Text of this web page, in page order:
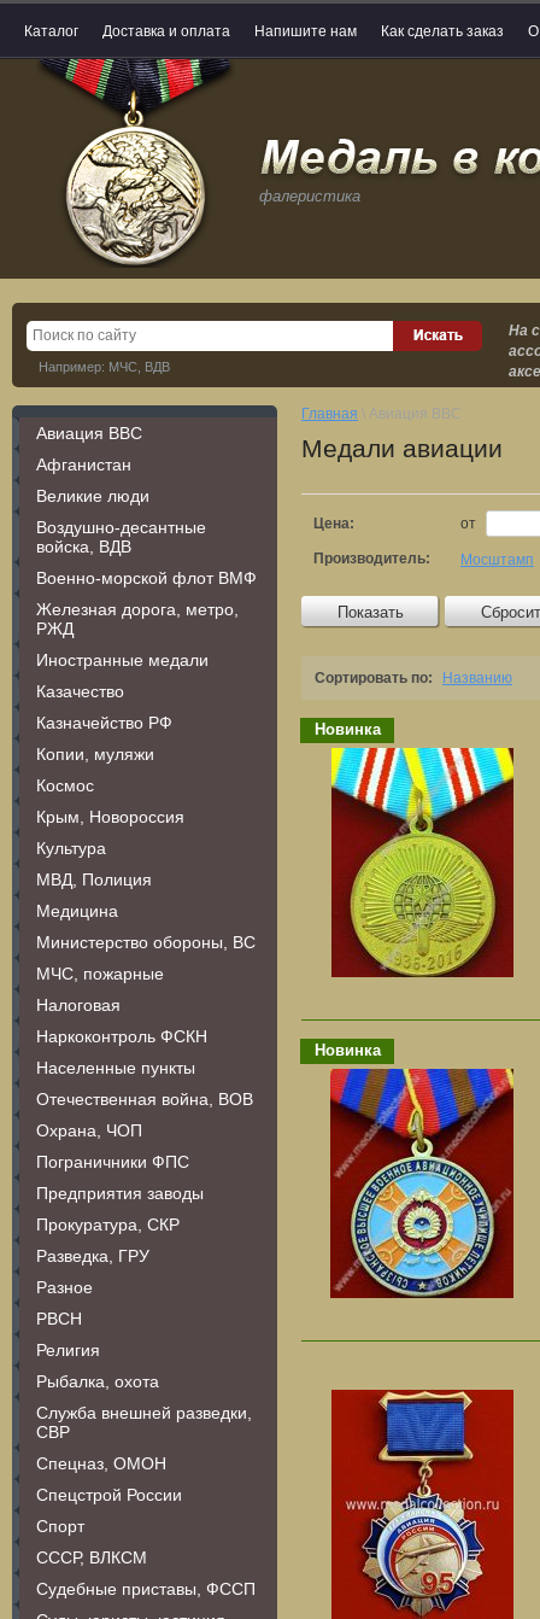
Каталог Доставка и оплата Напишите нам Как сделать заказ О
фалеристика
Например: МЧС, ВДВ
На
Авиация ВВС
Афганистан
Великие люди
Воздушно-десантные
войска, ВДВ
Военно-морской флот ВМФ
Железная дорога, метро,
РЖД
Иностранные медали
Казачество
Казначейство РФ
Копии, муляжи
Космос
Крым, Новороссия
Культура
МВД, Полиция
Медицина
Министерство обороны, ВС
МЧС, пожарные
Налоговая
Наркоконтроль ФСКН
Населенные пункты
Отечественная война, ВОВ
Охрана, ЧОП
Пограничники ФПС
Предприятия заводы
Прокуратура, СКР
Разведка, ГРУ
Разное
РВСН
Религия
Рыбалка, охота
Служба внешней разведки,
СВР
Спецназ, ОМОН
Спецстрой России
Спорт
СССР, ВЛКСМ
Судебные приставы, ФССП
Главная \ Авиация ВВС
Медали авиации
Цена: от
Производитель: Мосштамп
Показать
Сортировать по: Названию
Новинка
Новинка